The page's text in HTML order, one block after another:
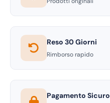
Reso 30 Giorni
Rimborso rapido
Pagamento Sicuro